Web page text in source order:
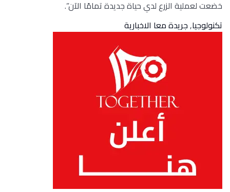
خضعت لعملية الزرع لدي حياة جديدة تمامًا الآن”.
تكنولوجيا,جريدة معا الاخبارية